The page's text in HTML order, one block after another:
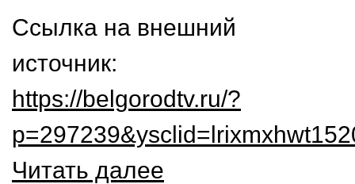
Ссылка на внешний
источник:
https://belgorodtv.ru/?
Читать далее